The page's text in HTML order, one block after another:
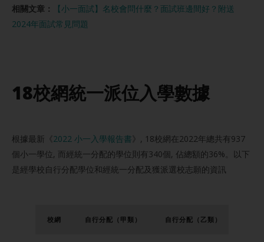
相關文章：
【小一面試】名校會問什麼？面試班邊間好？附送
2024年面試常見問題
18校網統一派位入學數據
根據最新《 2022 小一入學報告書 》, 18校網在2022年總共有937
個小一學位, 而經統一分配的學位則有340個, 佔總額的36%。以下
是經學校自行分配學位和經統一分配及獲派選校志願的資訊
校網 自行分配 （甲類） 自行分配 （乙類）